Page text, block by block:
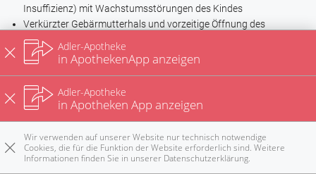
Anrufen E-Mail Rezepte Notdienst
Insuffizienz) mit Wachstumsstörungen des Kindes
Verkürzter Gebärmutterhals und vorzeitige Öffnung des
Muttermunds (Zervix-Insuffizienz)
Nabelschnurumschlingungen
Transfusionssyndrom, FFTS), wodurch einer der Zwillinge viel
mehr Blut bekommt als der andere; dieser würde ohne
Extremfall nicht überleben
Übermäßige Fruchtwasserbildung (Polyhydramnion).
Adler-Apotheke
in ApothekenApp anzeigen
Adler-Apotheke
in Apotheken App anzeigen
Wir verwenden auf unserer Website nur technisch notwendige
Cookies, die für die Funktion der Website erforderlich sind. Weitere
Informationen finden Sie in unserer Datenschutzerklärung.